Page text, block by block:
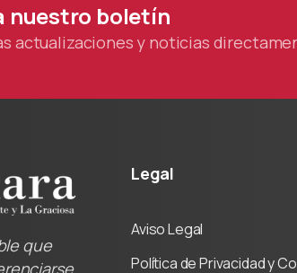
nuestro boletín
actualizaciones y noticias
que
Legal
Aviso Legal
Política de Privacidad y